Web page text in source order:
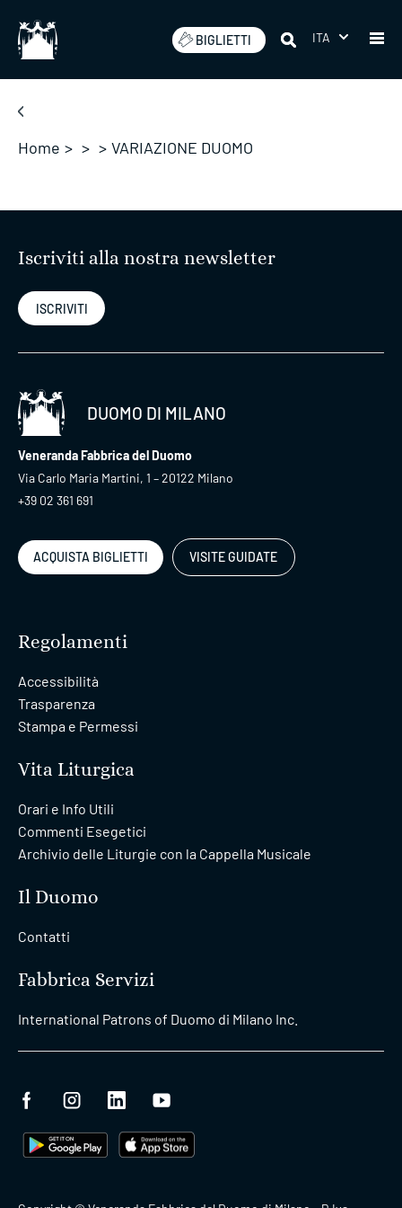
BIGLIETTI ITA
Home > > > VARIAZIONE DUOMO
Iscriviti alla nostra newsletter
ISCRIVITI
DUOMO DI MILANO
Veneranda Fabbrica del Duomo
Via Carlo Maria Martini, 1 – 20122 Milano
+39 02 361 691
ACQUISTA BIGLIETTI VISITE GUIDATE
Regolamenti
Accessibilità
Trasparenza
Stampa e Permessi
Vita Liturgica
Orari e Info Utili
Commenti Esegetici
Archivio delle Liturgie con la Cappella Musicale
Il Duomo
Contatti
Fabbrica Servizi
International Patrons of Duomo di Milano Inc.